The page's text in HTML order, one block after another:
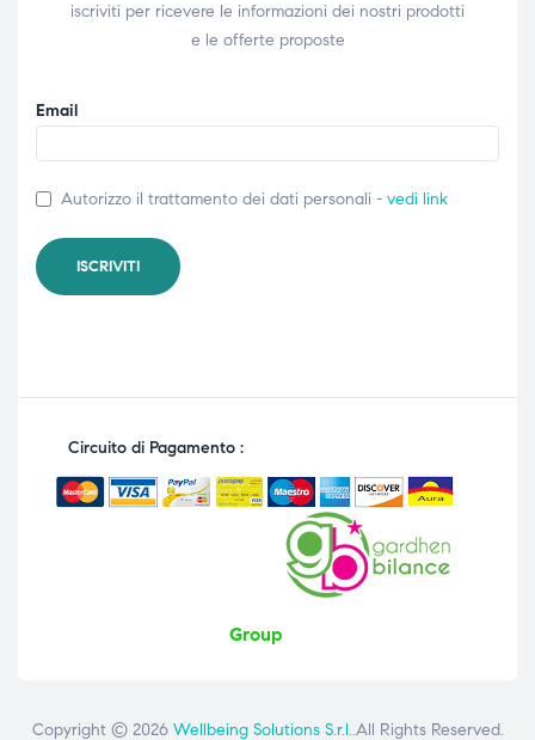
iscriviti per ricevere le informazioni dei nostri prodotti
e le offerte proposte
Email
Autorizzo il trattamento dei dati personali - vedi link
Circuito di Pagamento :
Group
Copyright © 2026 Wellbeing Solutions S.r.l..All Rights Reserved.